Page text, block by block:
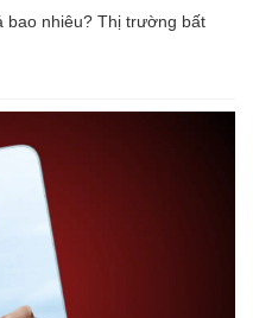
bao nhiêu? Thị trường bất